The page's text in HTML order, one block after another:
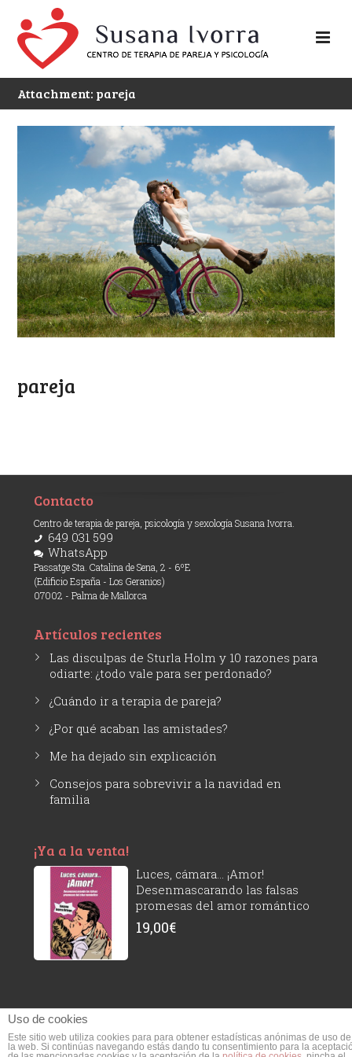
Attachment: pareja
pareja
Contacto
Centro de terapia de pareja, psicología y sexología Susana Ivorra.
649 031 599
WhatsApp
Passatge Sta. Catalina de Sena, 2 - 6ºE
(Edificio España - Los Geranios)
07002 - Palma de Mallorca
Artículos recientes
Las disculpas de Sturla Holm y 10 razones para
odiarte: ¿todo vale para ser perdonado?
¿Cuándo ir a terapia de pareja?
¿Por qué acaban las amistades?
Me ha dejado sin explicación
Consejos para sobrevivir a la navidad en
familia
¡Ya a la venta!
Luces, cámara... ¡Amor!
Desenmascarando las falsas
promesas del amor romántico
19,00€
Susana Ivorra © 2026 - Todos los derechos reservados.- Aviso legal y
Uso de cookies
Este sitio web utiliza cookies para para obtener estadísticas anónimas de uso de
la web. Si continúas navegando estás dando tu consentimiento para la